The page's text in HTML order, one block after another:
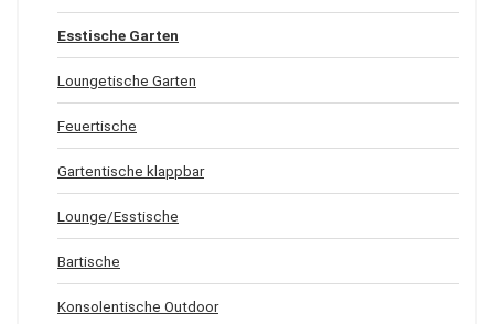
Esstische Garten
Loungetische Garten
Feuertische
Gartentische klappbar
Lounge/Esstische
Bartische
Konsolentische Outdoor